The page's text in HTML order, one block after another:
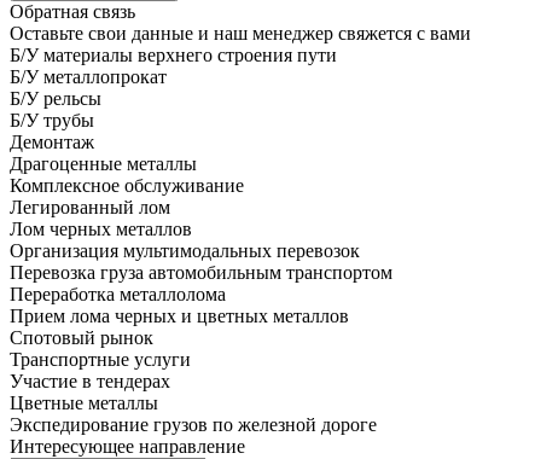
Обратная связь
Оставьте свои данные и наш менеджер свяжется с вами
Б/У материалы верхнего строения пути
Б/У металлопрокат
Б/У рельсы
Б/У трубы
Демонтаж
Драгоценные металлы
Комплексное обслуживание
Легированный лом
Лом черных металлов
Организация мультимодальных перевозок
Перевозка груза автомобильным транспортом
Переработка металлолома
Прием лома черных и цветных металлов
Спотовый рынок
Транспортные услуги
Участие в тендерах
Цветные металлы
Экспедирование грузов по железной дороге
Интересующее направление